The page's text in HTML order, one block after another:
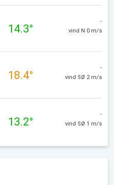
14.3°
-
vind N 0 m/s
18.4°
-
vind SØ 2 m/s
13.2°
-
vind SØ 1 m/s